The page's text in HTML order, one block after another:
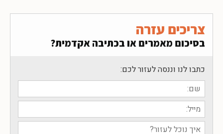
צריכים עזרה
בסיכום מאמרים או בכתיבה אקדמית?
כתבו לנו וננסה לעזור לכם: